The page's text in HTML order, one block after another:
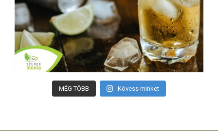
MÉG TÖBB Kövess minket